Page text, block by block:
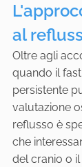
al
Oltre agli
quando il
persistente
valutazione
reflusso è
che
del cranio o